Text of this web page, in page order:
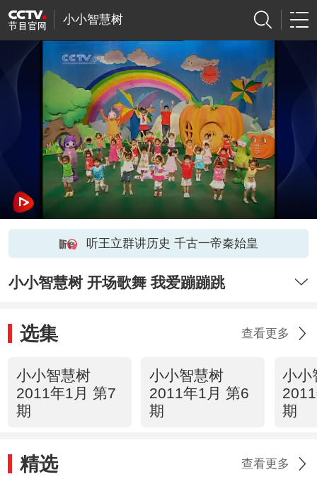
小小智慧树
听王立群讲历史 千古一帝秦始皇
小小智慧树 开场歌舞 我爱蹦蹦跳
选集 查看更多
小小智慧树
2011年1月 第7
期
小小智慧树
2011年1月 第6
期
小小
期
精选 查看更多